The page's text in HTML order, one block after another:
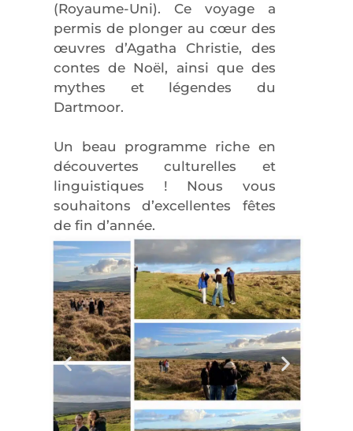
(Royaume-Uni). Ce voyage a
permis de plonger au cœur des
œuvres d’Agatha Christie, des
contes de Noël, ainsi que des
mythes et légendes du
Dartmoor.
Un beau programme riche en
découvertes culturelles et
linguistiques ! Nous vous
souhaitons d’excellentes fêtes
de fin d’année.